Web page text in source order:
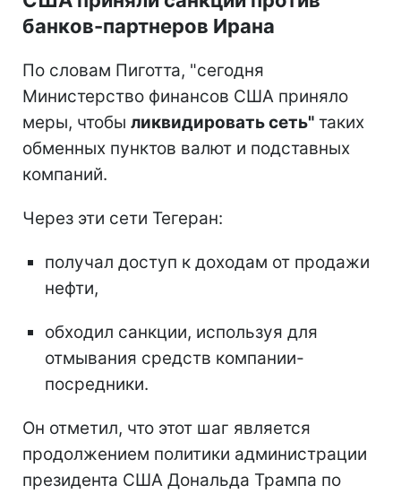
банков-партнеров Ирана
По словам Пиготта, "сегодня
Министерство финансов США приняло
меры, чтобы ликвидировать сеть" таких
обменных пунктов валют и подставных
компаний.
Через эти сети Тегеран:
получал доступ к доходам от продажи
нефти,
обходил санкции, используя для
отмывания средств компании-
посредники.
Он отметил, что этот шаг является
продолжением политики администрации
президента США Дональда Трампа по